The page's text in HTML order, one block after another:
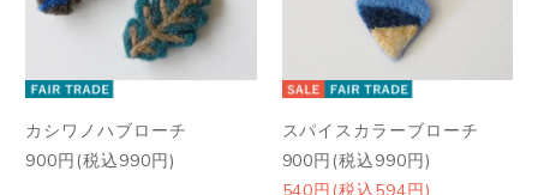
カシワノハブローチ
900円(税込990円)
スパイスカラーブローチ
900円(税込990円)
540円(税込594円)